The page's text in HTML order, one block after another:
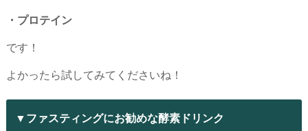
・プロテイン
です！
よかったら試してみてくださいね！
▼ファスティングにお勧めな酵素ドリンク